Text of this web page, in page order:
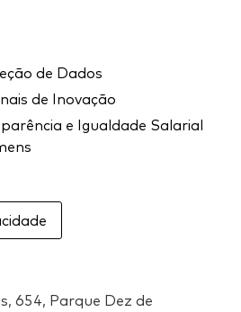
de Dados
de Inovação
e Igualdade Salarial
654, Parque Dez de